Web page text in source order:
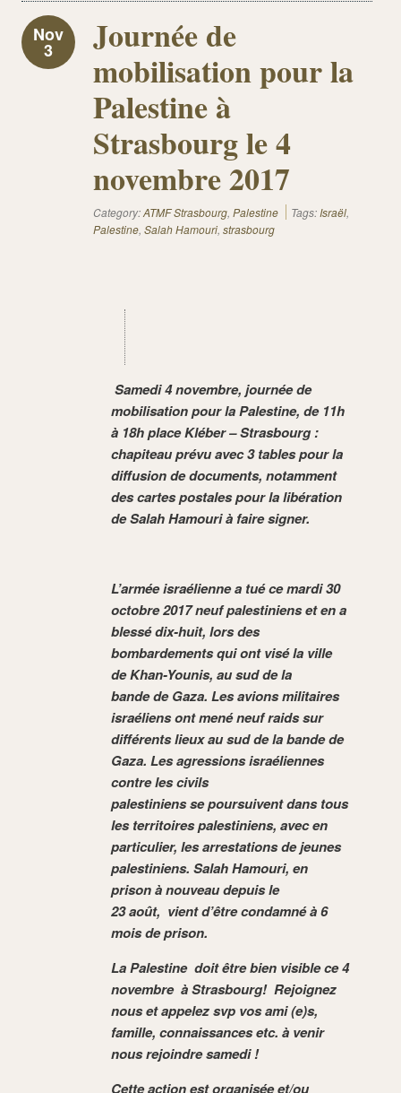
Nov
3
Journée de
mobilisation pour la
Palestine à
Strasbourg le 4
novembre 2017
Category:ATMF Strasbourg, Palestine Tags: Israël,
Palestine, Salah Hamouri, strasbourg
Samedi 4 novembre, journée de
mobilisation pour la Palestine, de 11h
à 18h place Kléber – Strasbourg :
chapiteau prévu avec 3 tables pour la
diffusion de documents, notamment
des cartes postales pour la libération
de Salah Hamouri à faire signer.
L’armée israélienne a tué ce mardi 30
octobre 2017 neuf palestiniens et en a
blessé dix-huit, lors des
bombardements qui ont visé la ville
de Khan-Younis, au sud de la
bande de Gaza. Les avions militaires
israéliens ont mené neuf raids sur
différents lieux au sud de la bande de
Gaza. Les agressions israéliennes
contre les civils
palestiniens se poursuivent dans tous
les territoires palestiniens, avec en
particulier, les arrestations de jeunes
palestiniens. Salah Hamouri, en
prison à nouveau depuis le
23 août, vient d’être condamné à 6
mois de prison.
La Palestine doit être bien visible ce 4
novembre à Strasbourg! Rejoignez
nous et appelez svp vos ami (e)s,
famille, connaissances etc. à venir
nous rejoindre samedi !
Cette action est organisée et/ou